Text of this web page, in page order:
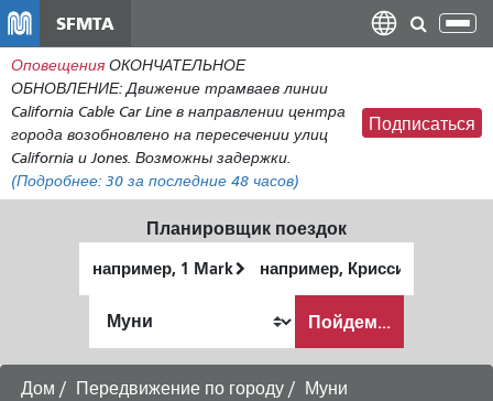
содержанию
SFMTA
Оповещения ОКОНЧАТЕЛЬНОЕ
ОБНОВЛЕНИЕ: Движение трамваев линии
California Cable Car Line в направлении центра
города возобновлено на пересечении улиц
California и Jones. Возможны задержки.
(Подробнее: 30 за последние 48 часов)
Подписаться
Планировщик поездок
местоположение
окончания
хочу
путешествовать
Пойдем...
Дом Передвижение по городу
Муни